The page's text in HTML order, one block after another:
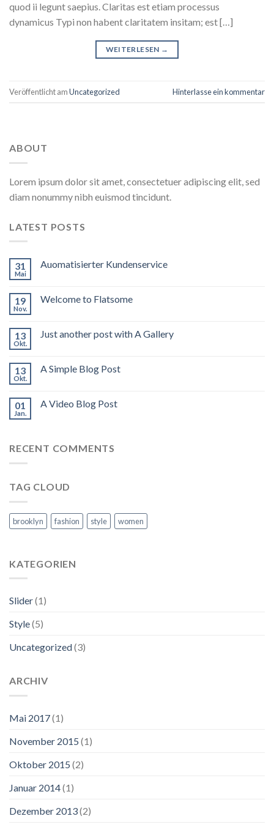
quod ii legunt saepius. Claritas est etiam processus
dynamicus Typi non habent claritatem insitam; est […]
WEITERLESEN →
Veröffentlicht amUncategorized Hinterlasse ein kommentar
ABOUT
Lorem ipsum dolor sit amet, consectetuer adipiscing elit, sed
diam nonummy nibh euismod tincidunt.
LATEST POSTS
31
Mai
Auomatisierter Kundenservice
19
Nov.
Welcome to Flatsome
13
Okt.
Just another post with A Gallery
13
Okt.
A Simple Blog Post
01
Jan.
A Video Blog Post
RECENT COMMENTS
TAG CLOUD
brooklyn fashion style women
KATEGORIEN
Slider(1)
Style(5)
Uncategorized(3)
ARCHIV
Mai 2017(1)
November 2015 (1)
Oktober 2015 (2)
Januar 2014(1)
Dezember 2013(2)